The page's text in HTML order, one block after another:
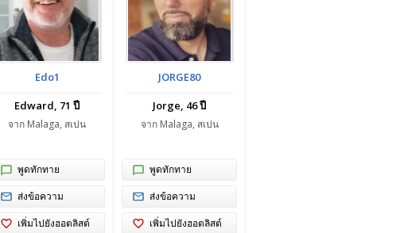
Edo1
Edward, 71 ปี
จาก Malaga, สเปน
พูดทักทาย
ส่งข้อความ
เพิ่มไปยังฮอตลิสต์
JORGE80
Jorge, 46 ปี
จาก Malaga, สเปน
พูดทักทาย
ส่งข้อความ
เพิ่มไปยังฮอตลิสต์